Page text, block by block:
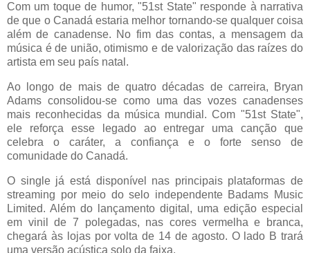
Com um toque de humor, "51st State" responde à narrativa
de que o Canadá estaria melhor tornando-se qualquer coisa
além de canadense. No fim das contas, a mensagem da
música é de união, otimismo e de valorização das raízes do
artista em seu país natal.
Ao longo de mais de quatro décadas de carreira, Bryan
Adams consolidou-se como uma das vozes canadenses
mais reconhecidas da música mundial. Com "51st State",
ele reforça esse legado ao entregar uma canção que
celebra o caráter, a confiança e o forte senso de
comunidade do Canadá.
O single já está disponível nas principais plataformas de
streaming por meio do selo independente Badams Music
Limited. Além do lançamento digital, uma edição especial
em vinil de 7 polegadas, nas cores vermelha e branca,
chegará às lojas por volta de 14 de agosto. O lado B trará
uma versão acústica solo da faixa.